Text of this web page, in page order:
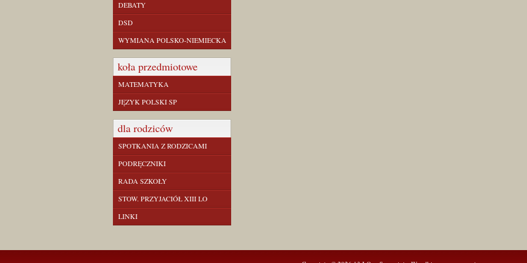
DEBATY
DSD
WYMIANA POLSKO-NIEMIECKA
koła przedmiotowe
MATEMATYKA
JĘZYK POLSKI SP
dla rodziców
SPOTKANIA Z RODZICAMI
PODRĘCZNIKI
RADA SZKOŁY
STOW. PRZYJACIÓŁ XIII LO
LINKI